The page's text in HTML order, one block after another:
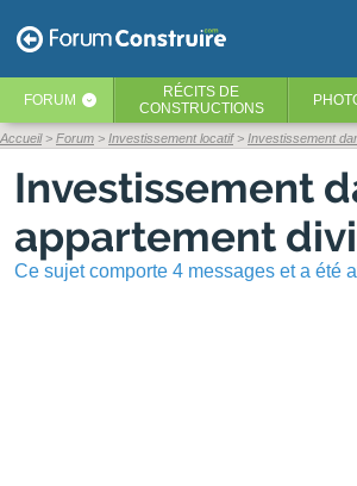
FORUM ‹ RÉCITS DE
CONSTRUCTIONS
Accueil Forum Investissement locatif Investissement
Investissement
appartement
Ce sujet comporte 4 messages et a été